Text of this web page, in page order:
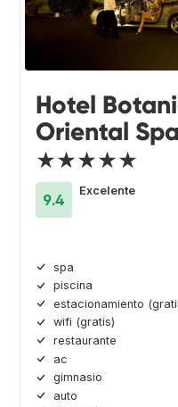
Hotel
Oriental
★★★★★
9.4
Excelente
spa
piscina
estacionamiento
wifi (gratis)
restaurante
ac
gimnasio
auto